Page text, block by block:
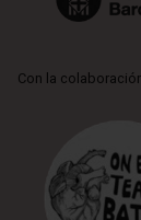
Con la